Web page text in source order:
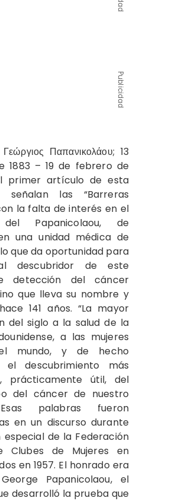
Publicidad
Παπανικολάου; 13
1883 – 19 de febrero de
primer artículo de esta
señalan las “Barreras
la falta de interés en el
del Papanicolaou, de
una unidad médica de
lo que da oportunidad para
descubridor de este
detección del cáncer
que lleva su nombre y
141 años. “La mayor
del siglo a la salud de la
a las mujeres
mundo, y de hecho
el descubrimiento más
prácticamente útil, del
del cáncer de nuestro
palabras fueron
en un discurso durante
especial de la Federación
Clubes de Mujeres en
en 1957. El honrado era
Papanicolaou, el
desarrolló la prueba que